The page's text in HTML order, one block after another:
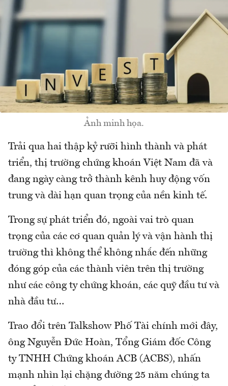
Ảnh minh họa.
Trải qua hai thập kỷ rưỡi hình thành và phát
triển, thị trường chứng khoán Việt Nam đã và
đang ngày càng trở thành kênh huy động vốn
trung và dài hạn quan trọng của nền kinh tế.
Trong sự phát triển đó, ngoài vai trò quan
trọng của các cơ quan quản lý và vận hành thị
trường thì không thể không nhắc đến những
đóng góp của các thành viên trên thị trường
như các công ty chứng khoán, các quỹ đầu tư và
nhà đầu tư…
Trao đổi trên Talkshow Phố Tài chính mới đây,
ông Nguyễn Đức Hoàn, Tổng Giám đốc Công
ty TNHH Chứng khoán ACB (ACBS), nhấn
mạnh nhìn lại chặng đường 25 năm chúng ta